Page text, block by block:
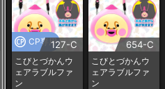
CP専用127-C
こびとづかんウ
ェアラブルファ
ン
654-C
こびとづかんウ
ェアラブルファ
ン